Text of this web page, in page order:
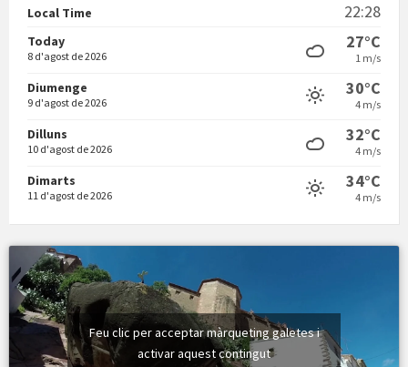
Vermuts a la Font. Hit parit
Local Time 22:28
Today
8 d'agost de 2026
27°C
1 m/s
Diumenge
9 d'agost de 2026
30°C
4 m/s
Dilluns
10 d'agost de 2026
32°C
4 m/s
Dimarts
11 d'agost de 2026
34°C
4 m/s
Feu clic per acceptar màrqueting galetes i
activar aquest contingut